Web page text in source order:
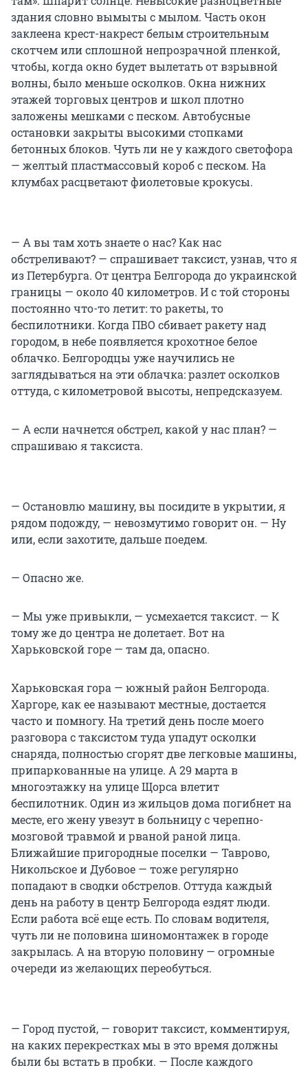
здания словно вымыты с мылом. Часть окон
заклеена крест-накрест белым строительным
скотчем или сплошной непрозрачной пленкой,
чтобы, когда окно будет вылетать от взрывной
волны, было меньше осколков. Окна нижних
этажей торговых центров и школ плотно
заложены мешками с песком. Автобусные
остановки закрыты высокими стопками
бетонных блоков. Чуть ли не у каждого светофора
— желтый пластмассовый короб с песком. На
клумбах расцветают фиолетовые крокусы.
— А вы там хоть знаете о нас? Как нас
обстреливают? — спрашивает таксист, узнав, что я
из Петербурга. От центра Белгорода до украинской
границы — около 40 километров. И с той стороны
постоянно что-то летит: то ракеты, то
беспилотники. Когда ПВО сбивает ракету над
городом, в небе появляется крохотное белое
облачко. Белгородцы уже научились не
заглядываться на эти облачка: разлет осколков
оттуда, с километровой высоты, непредсказуем.
— А если начнется обстрел, какой у нас план? —
спрашиваю я таксиста.
— Остановлю машину, вы посидите в укрытии, я
рядом подожду, — невозмутимо говорит он. — Ну
или, если захотите, дальше поедем.
— Опасно же.
— Мы уже привыкли, — усмехается таксист. — К
тому же до центра не долетает. Вот на
Харьковской горе — там да, опасно.
Харьковская гора — южный район Белгорода.
Харгоре, как ее называют местные, достается
часто и помногу. На третий день после моего
разговора с таксистом туда упадут осколки
снаряда, полностью сгорят две легковые машины,
припаркованные на улице. А 29 марта в
многоэтажку на улице Щорса влетит
беспилотник. Один из жильцов дома погибнет на
месте, его жену увезут в больницу с черепно-
мозговой травмой и рваной раной лица.
Ближайшие пригородные поселки — Таврово,
Никольское и Дубовое — тоже регулярно
попадают в сводки обстрелов. Оттуда каждый
день на работу в центр Белгорода ездят люди.
Если работа всё еще есть. По словам водителя,
чуть ли не половина шиномонтажек в городе
закрылась. А на вторую половину — огромные
очереди из желающих переобуться.
— Город пустой, — говорит таксист, комментируя,
на каких перекрестках мы в это время должны
были бы встать в пробки. — После каждого